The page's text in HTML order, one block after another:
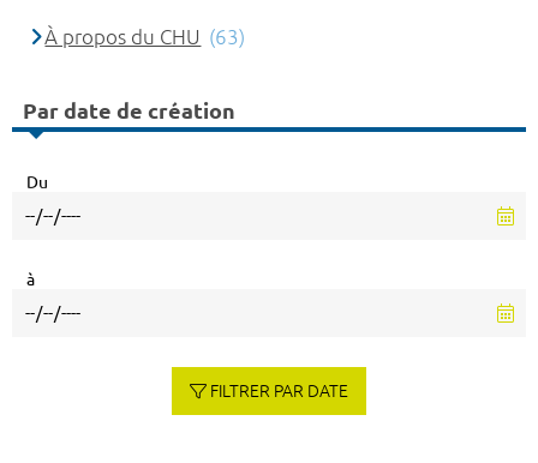
À propos du CHU (63)
Par date de création
Du
à
FILTRER PAR DATE